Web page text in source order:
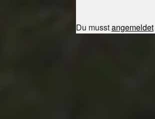
Du musstangemeldet